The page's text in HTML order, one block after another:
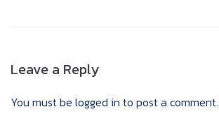
Leave a Reply
You must be logged in to post a comment.